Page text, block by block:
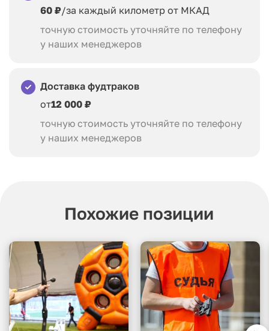
60 ₽/за каждый километр от МКАД
точную стоимость уточняйте по телефону
у наших менеджеров
Доставка фудтраков
от12 000 ₽
точную стоимость уточняйте по телефону
у наших менеджеров
Похожие позиции